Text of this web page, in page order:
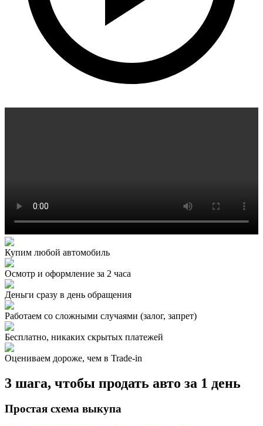
Купим любой автомобиль
Осмотр и оформление за 2 часа
Деньги сразу в день обращения
Работаем со сложными случаями (залог, запрет)
Бесплатно, никаких скрытых платежей
Оцениваем дороже, чем в Trade‑in
3 шага, чтобы продать авто за 1 день
Простая схема выкупа